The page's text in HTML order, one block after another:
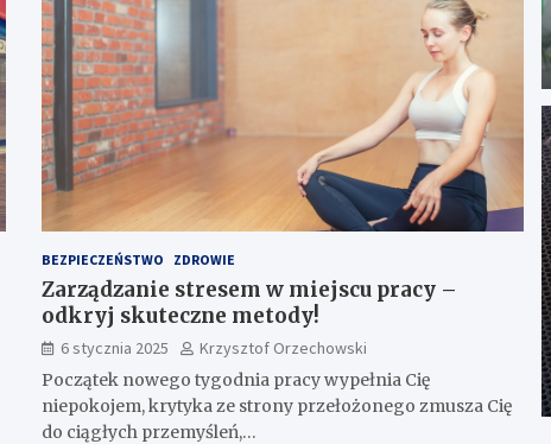
BEZPIECZEŃSTWO ZDROWIE
Zarządzanie stresem w miejscu pracy –
odkryj skuteczne metody!
6 stycznia 2025
Krzysztof Orzechowski
Początek nowego tygodnia pracy wypełnia Cię
niepokojem, krytyka ze strony przełożonego zmusza Cię
do ciągłych przemyśleń,…